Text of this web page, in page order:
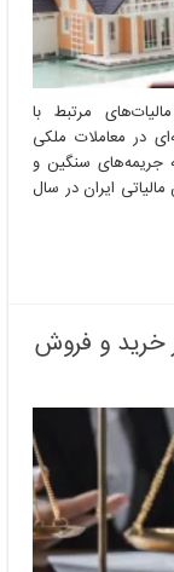
مرتبط با
در معاملات ملکی
جریمه‌های سنگین و
ایران در سال
خرید و فروش